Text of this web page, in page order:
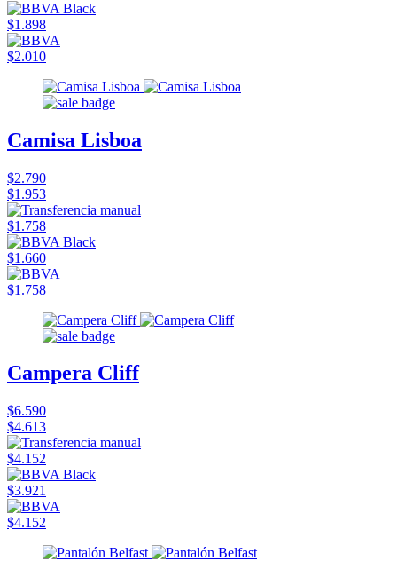
$1.898
$2.010
Camisa Lisboa
$2.790
$1.953
$1.758
$1.660
$1.758
Campera Cliff
$6.590
$4.613
$4.152
$3.921
$4.152